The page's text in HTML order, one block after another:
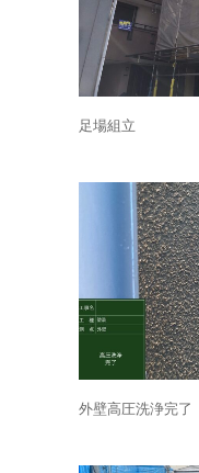
足場組立
外壁高圧洗浄完了